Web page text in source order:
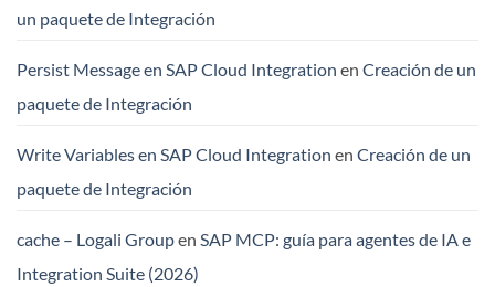
un paquete de Integración
Persist Message en SAP Cloud Integration en Creación de un
paquete de Integración
Write Variables en SAP Cloud Integration en Creación de un
paquete de Integración
cache – Logali Groupen SAP MCP: guía para agentes de IA e
Integration Suite (2026)